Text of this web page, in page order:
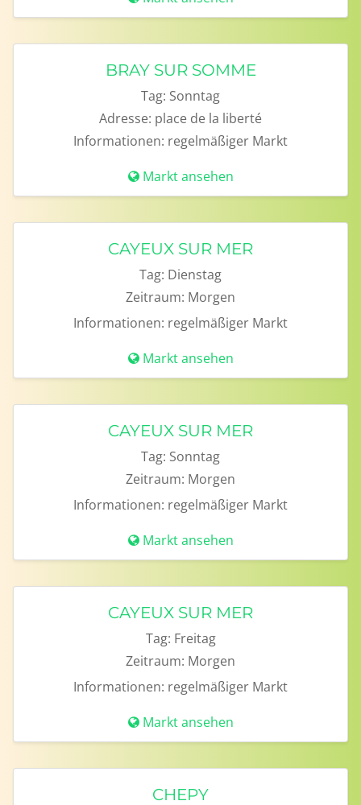
BRAY SUR SOMME
Tag: Sonntag
Adresse: place de la liberté
Informationen: regelmäßiger Markt
Markt ansehen
CAYEUX SUR MER
Tag: Dienstag
Zeitraum: Morgen
Informationen: regelmäßiger Markt
Markt ansehen
CAYEUX SUR MER
Tag: Sonntag
Zeitraum: Morgen
Informationen: regelmäßiger Markt
Markt ansehen
CAYEUX SUR MER
Tag: Freitag
Zeitraum: Morgen
Informationen: regelmäßiger Markt
Markt ansehen
CHEPY